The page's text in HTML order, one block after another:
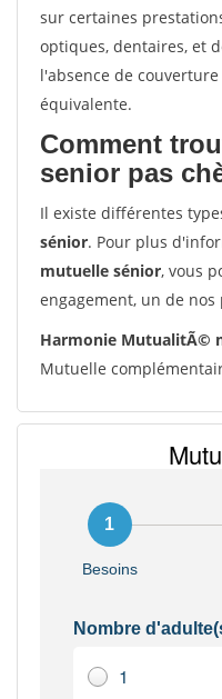
sur certaines
optiques, dentaires, et
l'absence de
équivalente.
Comment
senior pas
Il existe différentes
sénior. Pour plus
mutuelle sénior, vous
engagement, un de
Harmonie MutualitÃ©
Mutuelle